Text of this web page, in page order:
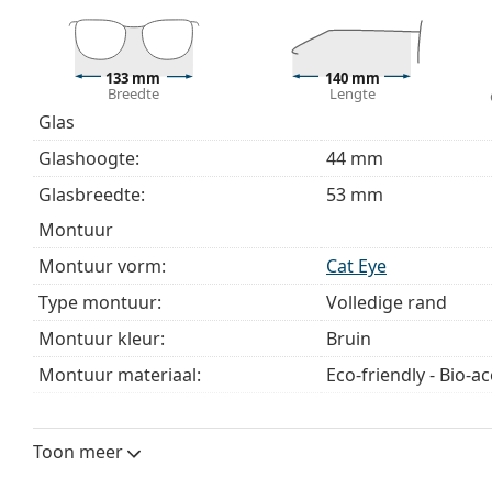
Wij leveren de brillen in een originele hoes. De
Het meegeleverde doekje is ideaal voor het
modellen worden geleverd met een stoffen zakje in
Bekijk het volledige assortiment
brillenvoor meer
bij het kiezen.
Het is een medisch hulpmiddel. Lees de instructies
133 mm
Breedte
140 mm
Lengte
Glas
Glashoogte:
44 mm
Glasbreedte:
53 mm
montuur
Montuur vorm:
Cat Eye
Type montuur:
Volledige rand
Montuur kleur:
Bruin
Montuur materiaal:
Eco-friendly - Bio-
Breedte:
Toon meer